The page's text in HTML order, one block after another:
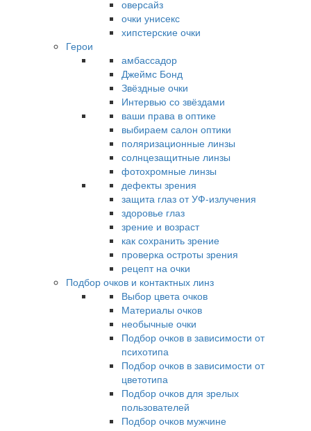
оверсайз
очки унисекс
хипстерские очки
Герои
амбассадор
Джеймс Бонд
Звёздные очки
Интервью со звёздами
ваши права в оптике
выбираем салон оптики
поляризационные линзы
солнцезащитные линзы
фотохромные линзы
дефекты зрения
защита глаз от УФ-излучения
здоровье глаз
зрение и возраст
как сохранить зрение
проверка остроты зрения
рецепт на очки
Подбор очков и контактных линз
Выбор цвета очков
Материалы очков
необычные очки
Подбор очков в зависимости от
психотипа
Подбор очков в зависимости от
цветотипа
Подбор очков для зрелых
пользователей
Подбор очков мужчине